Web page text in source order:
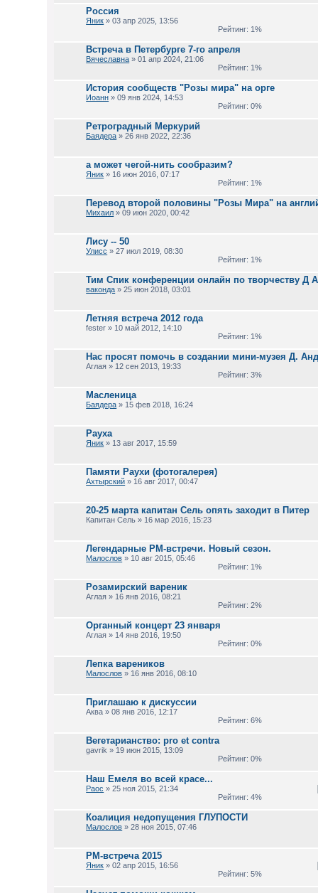
Россия
Яник » 03 апр 2025, 13:56
Рейтинг: 1%
Встреча в Петербурге 7-го апреля
Вячеславна » 01 апр 2024, 21:06
Рейтинг: 1%
История сообществ "Розы мира" на орге
Иоанн » 09 янв 2024, 14:53
Рейтинг: 0%
Ретроградный Меркурий
Баядера » 26 янв 2022, 22:36
а может чегой-нить сообразим?
Яник » 16 июн 2016, 07:17
Рейтинг: 1%
Перевод второй половины "Розы Мира" на
Михаил » 09 июн 2020, 00:42
Лису -- 50
Улисс » 27 июл 2019, 08:30
Рейтинг: 1%
Тим Спик конференции онлайн по творчеству Д
ваконда » 25 июн 2018, 03:01
Летняя встреча 2012 года
fester » 10 май 2012, 14:10
Рейтинг: 1%
Нас просят помочь в создании мини-музея Д.
Аглая » 12 сен 2013, 19:33
Рейтинг: 3%
Масленица
Баядера » 15 фев 2018, 16:24
Рауха
Яник » 13 авг 2017, 15:59
Памяти Раухи (фотогалерея)
Ахтырский » 16 авг 2017, 00:47
20-25 марта капитан Сель опять заходит в Питер
Капитан Сель » 16 мар 2016, 15:23
Легендарные РМ-встречи. Новый сезон.
Малослов » 10 авг 2015, 05:46
Рейтинг: 1%
Розамирский вареник
Аглая » 16 янв 2016, 08:21
Рейтинг: 2%
Органный концерт 23 января
Аглая » 14 янв 2016, 19:50
Рейтинг: 0%
Лепка вареников
Малослов » 16 янв 2016, 08:10
Приглашаю к дискуссии
Аква » 08 янв 2016, 12:17
Рейтинг: 6%
Вегетарианство: pro et contra
gavrik » 19 июн 2015, 13:09
Рейтинг: 0%
Наш Емеля во всей красе...
Раос » 25 ноя 2015, 21:34
Рейтинг: 4%
Коалиция недопущения ГЛУПОСТИ
Малослов » 28 ноя 2015, 07:46
РМ-встреча 2015
Яник » 02 апр 2015, 16:56
Рейтинг: 5%